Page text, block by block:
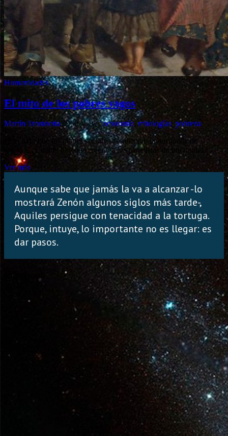
Humanidades
El mito de los pobres vagos
Martín Trombetta 5960 Views economía ,mitologías pobreza
¿Es cierto que los planes sociales desalientan la búsqueda de
trabajo? ¿Cuánto hay que creerle a los panelistas de Intratables?
Ver más
Aunque sabe que jamás la va a alcanzar -lo
mostrará Zenón algunos siglos más tarde-,
Aquiles persigue con tenacidad a la tortuga.
Porque, intuye, lo importante no es llegar: es
dar pasos.
Facebook